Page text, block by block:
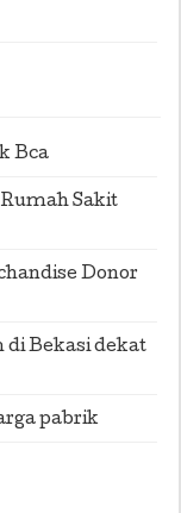
Bca
Sakit
Donor
Bekasi dekat
pabrik